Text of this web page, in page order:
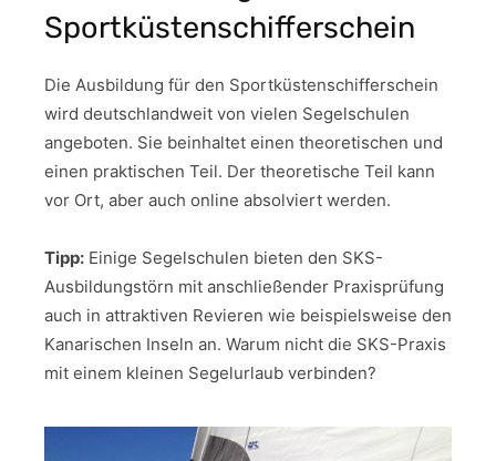
Sportküstenschifferschein
Die Ausbildung für den Sportküstenschifferschein
wird deutschlandweit von vielen Segelschulen
angeboten. Sie beinhaltet einen theoretischen und
einen praktischen Teil. Der theoretische Teil kann
vor Ort, aber auch online absolviert werden.
Tipp: Einige Segelschulen bieten den SKS-
Ausbildungstörn mit anschließender Praxisprüfung
auch in attraktiven Revieren wie beispielsweise den
Kanarischen Inseln an. Warum nicht die SKS-Praxis
mit einem kleinen Segelurlaub verbinden?